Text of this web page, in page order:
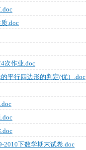
.doc
次作业.doc
平行四边形的判定(优）.doc
2010下数学期末试卷.doc